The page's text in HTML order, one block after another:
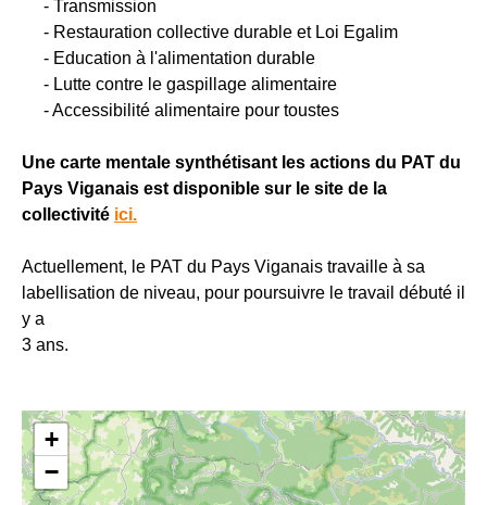
- Transmission
- Restauration collective durable et Loi Egalim
- Education à l'alimentation durable
- Lutte contre le gaspillage alimentaire
- Accessibilité alimentaire pour toustes
Une carte mentale synthétisant les actions du PAT du
Pays Viganais est disponible sur le site de la
collectivité ici.
Actuellement, le PAT du Pays Viganais travaille à sa
labellisation de niveau, pour poursuivre le travail débuté il
y a
3 ans.
+
−